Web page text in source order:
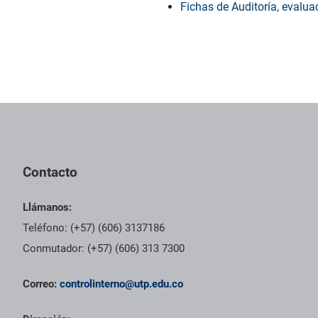
Fichas de Auditoría,
Contacto
Llámanos:
Teléfono: (+57) (606) 3137186
Conmutador: (+57) (606) 313 7300
Correo: controlinterno@utp.edu.co